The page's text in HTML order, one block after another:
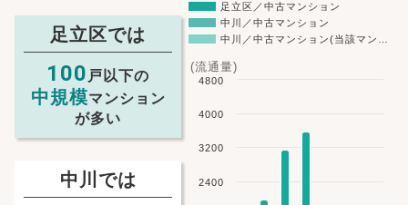
足立区では
100 戸以下の
中規模マンション
が多い
中川では
(流通量)
足立区／中古マンション
中川／中古マンション
中川／中古マンション(当該マン…
2400
3200
4000
4800